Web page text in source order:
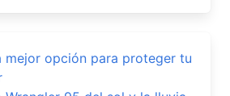
mejor opción para proteger tu